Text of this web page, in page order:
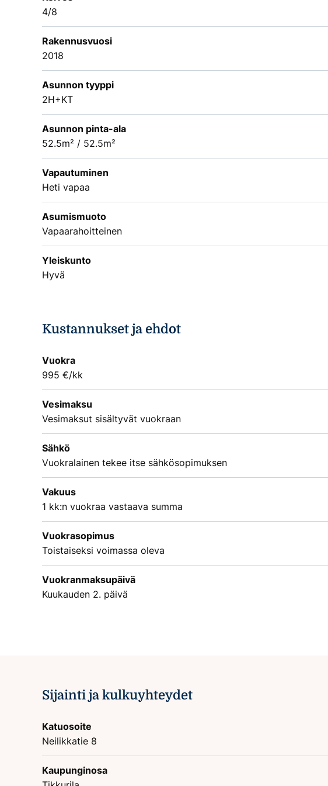
4/8
Rakennusvuosi
2018
Asunnon tyyppi
2H+KT
Asunnon pinta-ala
52.5m² / 52.5m²
Vapautuminen
Heti vapaa
Asumismuoto
Vapaarahoitteinen
Yleiskunto
Hyvä
Kustannukset ja ehdot
Vuokra
995 €/kk
Vesimaksu
Vesimaksut sisältyvät vuokraan
Sähkö
Vuokralainen tekee itse sähkösopimuksen
Vakuus
1 kk:n vuokraa vastaava summa
Vuokrasopimus
Toistaiseksi voimassa oleva
Vuokranmaksupäivä
Kuukauden 2. päivä
Sijainti ja kulkuyhteydet
Katuosoite
Neilikkatie 8
Kaupunginosa